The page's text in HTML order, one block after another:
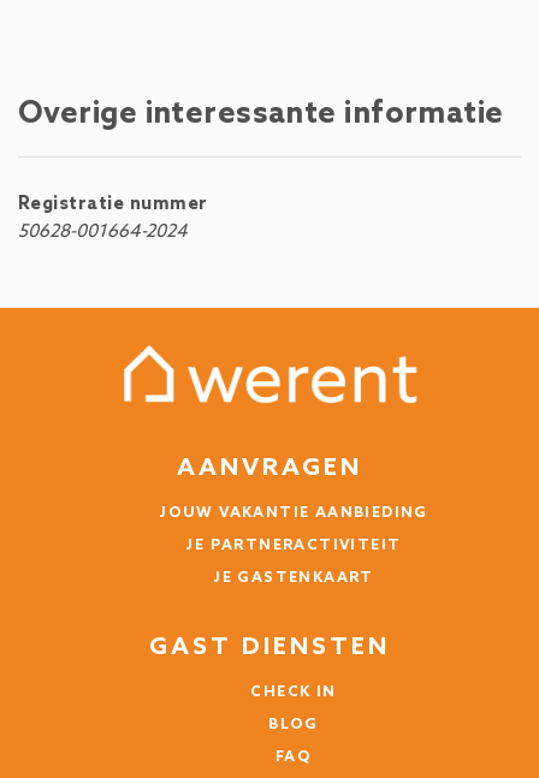
Overige interessante informatie
Registratie nummer
50628-001664-2024
AANVRAGEN
JOUW VAKANTIE AANBIEDING
JE PARTNERACTIVITEIT
JE GASTENKAART
GAST DIENSTEN
CHECK IN
BLOG
FAQ